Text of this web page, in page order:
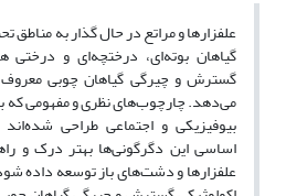
علفزارها و مراتع در حال گذار به مناطق
گیاهان بوته‌ای، درختچه‌ای و
گسترش و چیرگی گیاهان چوبی
می‌دهد. چارچوب‌های نظری و مفهومی که
بیوفیزیکی و اجتماعی طراحی
اساسی این دگرگونی‌ها بهتر درک و
علفزارها و دشت‌های باز توسعه داده